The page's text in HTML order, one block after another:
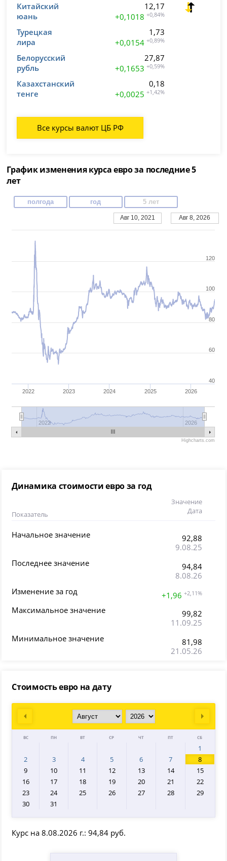
Китайский
юань
12,17
+0,1018 +0,84%
Турецкая
лира
1,73
+0,0154 +0,89%
Белорусский
рубль
27,87
+0,1653 +0,59%
Казахстанский
тенге
0,18
+0,0025 +1,42%
Все курсы валют ЦБ РФ
График изменения курса евро за последние 5
лет
2022 2023 2024 2025 2026
2022 2026
40
60
80
100
120
полгода год 5 лет
Авг 10, 2021 Авг 8, 2026
Highcharts.com
Динамика стоимости евро за год
Показатель
Значение
Дата
Начальное значение
92,88
9.08.25
Последнее значение
94,84
8.08.26
Изменение за год
+1,96 +2,11%
Максимальное значение
99,82
11.09.25
Минимальное значение
81,98
21.05.26
Стоимость евро на дату
Prev Next
ВС ПН ВТ СР ЧТ ПТ СБ
1
2
3 4 5 6 7
8
9
10 11 12 13 14
15
16
17 18 19 20 21
22
23
24 25 26 27 28
29
30
31
Курс на 8.08.2026 г.: 94,84 руб.